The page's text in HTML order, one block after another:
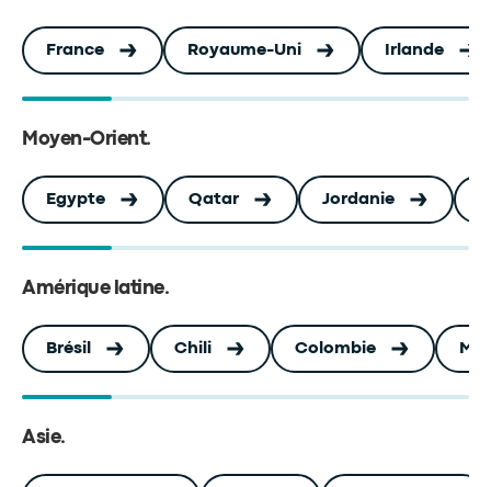
France Royaume-Uni Irlande
Moyen-Orient.
Egypte Qatar Jordanie
Amérique latine.
Brésil Chili Colombie
Asie.